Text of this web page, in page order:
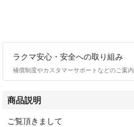
ラクマ安心・安全への取り組み
補償制度やカスタマーサポートなどのご案内
商品説明
ご覧頂きまして